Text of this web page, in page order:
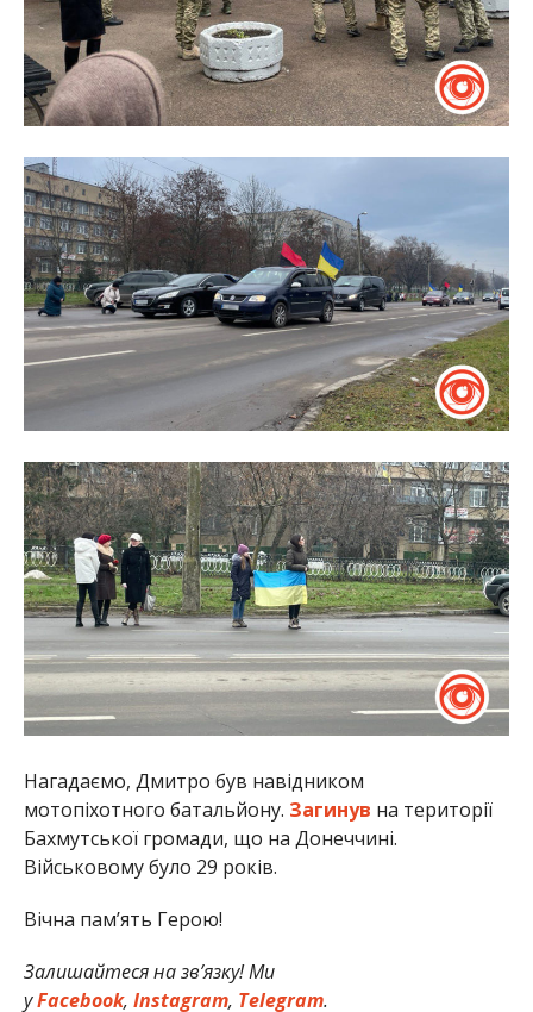
Нагадаємо, Дмитро був навідником
мотопіхотного батальйону. Загинув на території
Бахмутської громади, що на Донеччині.
Військовому було 29 років.
Вічна пам’ять Герою!
Залишайтеся на зв’язку! Ми
уFacebook, Instagram, Telegram.